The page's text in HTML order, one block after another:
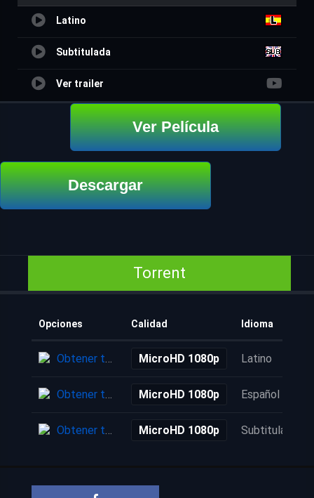
Latino
Subtitulada
Ver trailer
Ver Película
Descargar
Torrent
Opciones Calidad Idioma
Obtener torrent MicroHD 1080p Latino
Obtener torrent MicroHD 1080p Español
Obtener torrent MicroHD 1080p Subtitulada